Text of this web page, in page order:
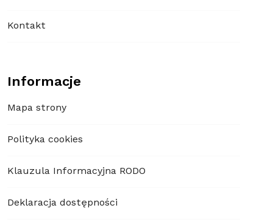
Kontakt
Informacje
Mapa strony
Polityka cookies
Klauzula Informacyjna RODO
Deklaracja dostępności